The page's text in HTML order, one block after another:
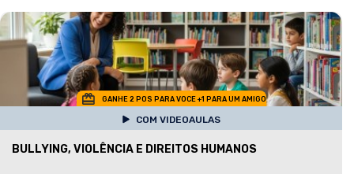
GANHE 2 POS PARA VOCE +1 PARA UM AMIGO
COM VIDEOAULAS
BULLYING, VIOLÊNCIA E DIREITOS HUMANOS